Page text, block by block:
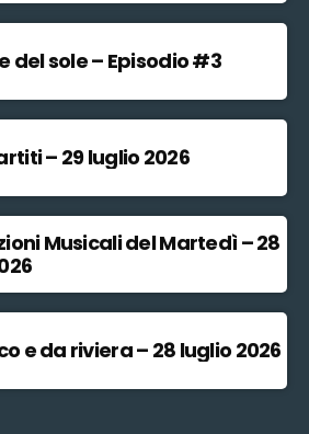
del sole – Episodio #3
– 29 luglio 2026
Musicali del Martedì – 28
e da riviera – 28 luglio 2026